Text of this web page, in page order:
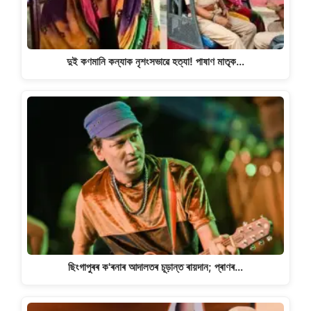
দুই কণমানি কন্যাক নৃশংসভাৱে হত্যা! পাষাণ মাতৃক…
ছিংগাপুৰৰ ক'ৰনাৰ আদালতৰ চূড়ান্ত ৰায়দান; প্ৰাণৰ…